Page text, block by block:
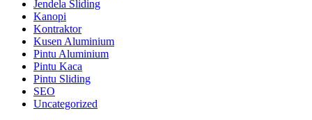
Jendela Sliding
Kanopi
Kontraktor
Kusen Aluminium
Pintu Aluminium
Pintu Kaca
Pintu Sliding
SEO
Uncategorized